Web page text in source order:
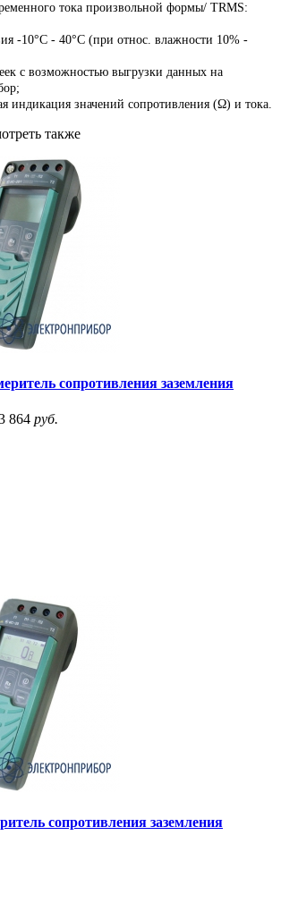
тока произвольной формы/ TRMS:
-10°C - 40°C (при относ. влажности 10% -
с возможностью выгрузки данных на
индикация значений сопротивления (Ω) и тока.
также
сопротивления заземления
864 руб.
сопротивления заземления